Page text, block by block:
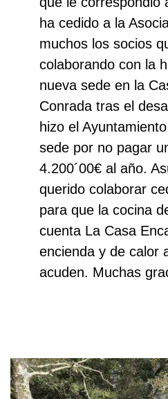
ha cedido a la
muchos los socios
colaborando con la
nueva sede en la
Conrada tras el
hizo el
sede por no pagar
4.200´00€ al año.
querido colaborar
para que la cocina
cuenta La Casa
encienda y de calor
acuden. Muchas